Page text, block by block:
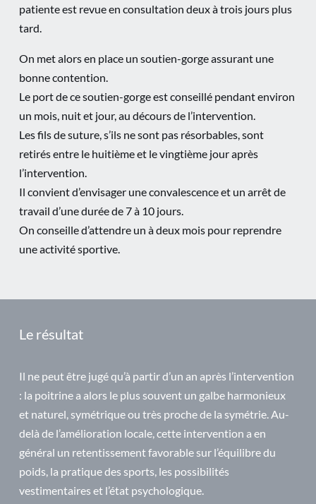
patiente est revue en consultation deux à trois jours plus
tard.
On met alors en place un soutien-gorge assurant une
bonne contention.
Le port de ce soutien-gorge est conseillé pendant environ
un mois, nuit et jour, au décours de l’intervention.
Les fils de suture, s’ils ne sont pas résorbables, sont
retirés entre le huitième et le vingtième jour après
l’intervention.
Il convient d’envisager une convalescence et un arrêt de
travail d’une durée de 7 à 10 jours.
On conseille d’attendre un à deux mois pour reprendre
une activité sportive.
Le résultat
Il ne peut être jugé qu’à partir d’un an après l’intervention
: la poitrine a alors le plus souvent un galbe harmonieux
et naturel, symétrique ou très proche de la symétrie. Au-
delà de l’amélioration locale, cette intervention a en
général un retentissement favorable sur l’équilibre du
poids, la pratique des sports, les possibilités
vestimentaires et l’état psychologique.